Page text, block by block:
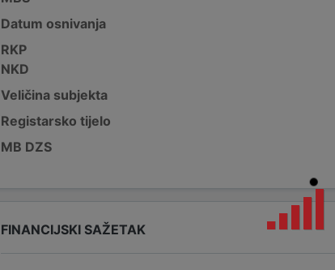
Datum osnivanja
RKP
NKD
Veličina subjekta
Registarsko tijelo
MB DZS
FINANCIJSKI SAŽETAK